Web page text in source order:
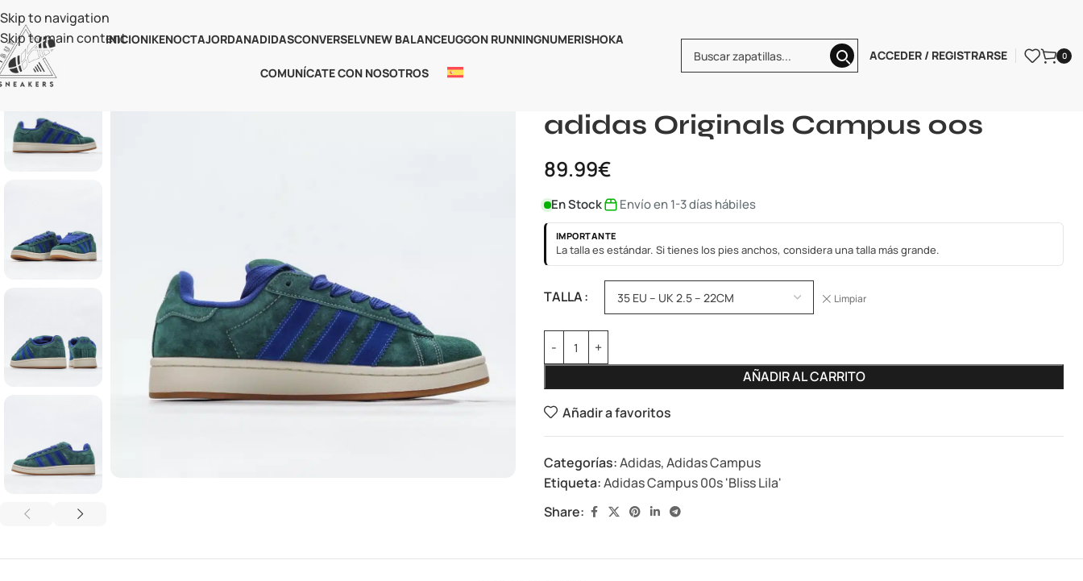
Skip to navigation
Skip to main content
INICIONIKENOCTAJORDANADIDASCONVERSELVNEW BALANCEUGGON RUNNINGNUMERISHOKA
COMUNÍCATE CON NOSOTROS
ACCEDER / REGISTRARSE 0
adidas Originals Campus 00s
89.99€
En Stock Envío en 1-3 días hábiles
IMPORTANTE
La talla es estándar. Si tienes los pies anchos, considera una talla más grande.
TALLA Limpiar
AÑADIR AL CARRITO
Añadir a favoritos
Categorías:Adidas,Adidas Campus
Etiqueta:Adidas Campus 00s 'Bliss Lila'
Share: